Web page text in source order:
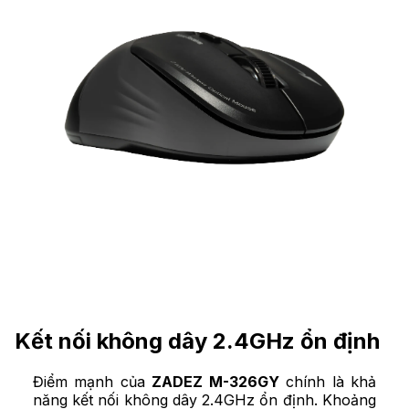
Kết nối không dây 2.4GHz ổn định
Điểm mạnh của ZADEZ M-326GYchính là khả
năng kết nối không dây 2.4GHz ổn định. Khoảng